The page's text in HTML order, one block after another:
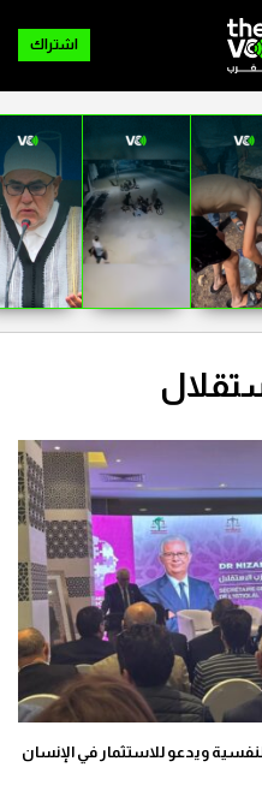
اشتراك
ويدعو للاستثمار في الإنسان